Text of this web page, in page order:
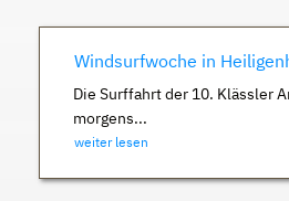
Windsurfwoche in
Die Surffahrt der 10. Klässler
morgens...
weiter lesen